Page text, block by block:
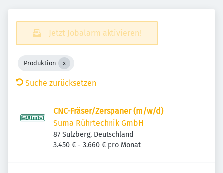
Jetzt Jobalarm aktivieren!
Produktion
Suche zurücksetzen
CNC-Fräser/Zerspaner (m/w/d)
Suma Rührtechnik GmbH
87 Sulzberg, Deutschland
3.450 € - 3.660 € pro Monat